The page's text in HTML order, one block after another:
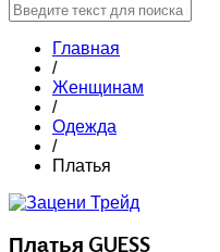
Главная
/
Женщинам
/
Одежда
/
Платья
Платья GUESS